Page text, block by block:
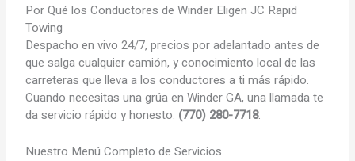
Por Qué los Conductores de Winder Eligen JC Rapid
Towing
Despacho en vivo 24/7, precios por adelantado antes de
que salga cualquier camión, y conocimiento local de las
carreteras que lleva a los conductores a ti más rápido.
Cuando necesitas una grúa en Winder GA, una llamada te
da servicio rápido y honesto: (770) 280-7718.
Nuestro Menú Completo de Servicios